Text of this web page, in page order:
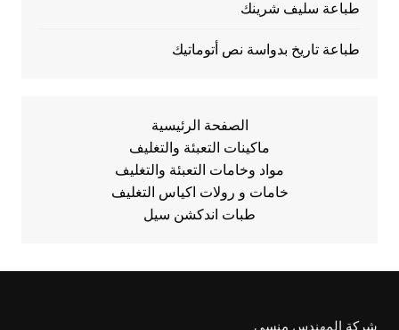
طباعة سليف شرينك
طباعة تاريخ بدواسة نص أتوماتيك
الصفحة الرئيسية
ماكينات التعبئة والتغليف
مواد وخامات التعبئة والتغليف
خامات و رولات اكياس التغليف
طبات اندكشن سيل
شركة المهندس منسي